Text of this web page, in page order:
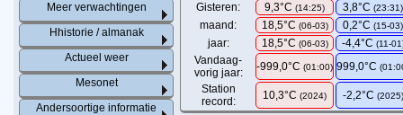
Meer verwachtingen
Hhistorie / almanak
Actueel weer
Mesonet
Andersoortige informatie
Gisteren: 9,3°C(14:25) 3,8°C(23:31)
maand: 18,5°C (06-03) 0,2°C(15-03)
jaar: 18,5°C (06-03) -4,4°C (11-
Vandaag-
vorig jaar:
-999,0°C(01:00) 999,0°C
Station
record:
10,3°C(2024) -2,2°C (2025)